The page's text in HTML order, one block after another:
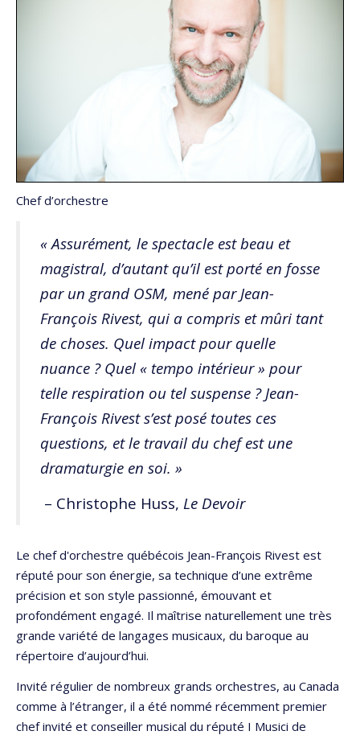
Chef d’orchestre
« Assurément, le spectacle est beau et
magistral, d’autant qu’il est porté en fosse
par un grand OSM, mené par Jean-
François Rivest, qui a compris et mûri tant
de choses. Quel impact pour quelle
nuance ? Quel « tempo intérieur » pour
telle respiration ou tel suspense ? Jean-
François Rivest s’est posé toutes ces
questions, et le travail du chef est une
dramaturgie en soi. »
– Christophe Huss, Le Devoir
Le chef d'orchestre québécois Jean-François Rivest est
réputé pour son énergie, sa technique d’une extrême
précision et son style passionné, émouvant et
profondément engagé. Il maîtrise naturellement une très
grande variété de langages musicaux, du baroque au
répertoire d’aujourd’hui.
Invité régulier de nombreux grands orchestres, au Canada
comme à l’étranger, il a été nommé récemment premier
chef invité et conseiller musical du réputé I Musici de